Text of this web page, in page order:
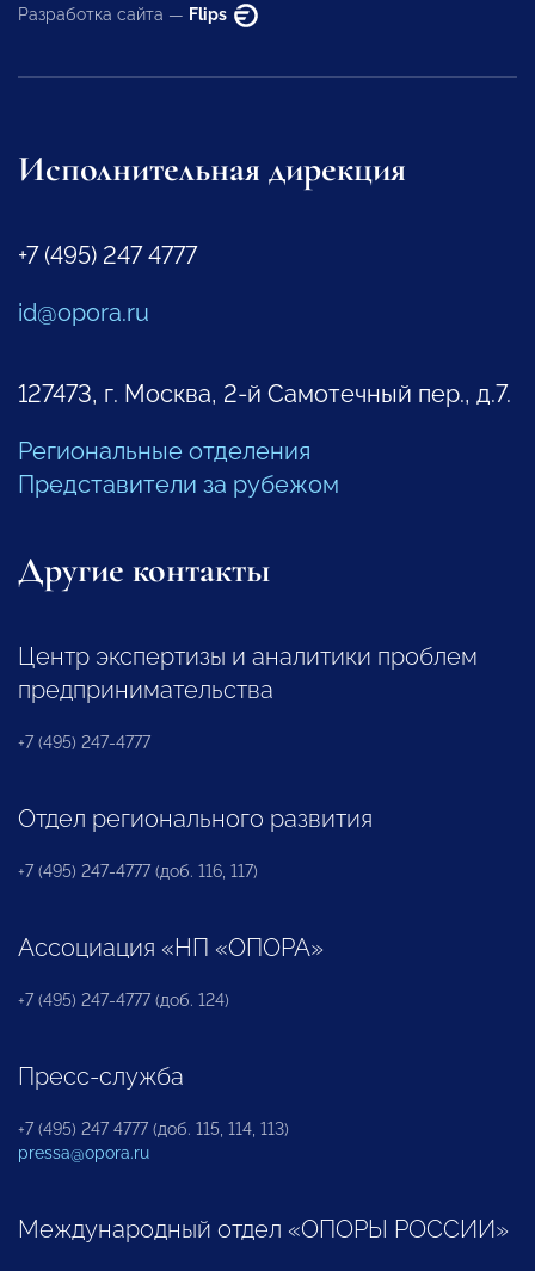
Разработка сайта — Flips
Исполнительная дирекция
+7 (495) 247 4777
id@opora.ru
127473, г. Москва, 2-й Самотечный пер., д.7.
Региональные отделения
Представители за рубежом
Другие контакты
Центр экспертизы и аналитики проблем
предпринимательства
+7 (495) 247-4777
Отдел регионального развития
+7 (495) 247-4777 (доб. 116, 117)
Ассоциация «НП «ОПОРА»
+7 (495) 247-4777 (доб. 124)
Пресс-служба
+7 (495) 247 4777 (доб. 115, 114, 113)
pressa@opora.ru
Международный отдел «ОПОРЫ РОССИИ»